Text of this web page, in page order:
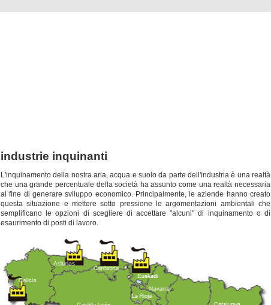
industrie inquinanti
L'inquinamento della nostra aria, acqua e suolo da parte dell'industria è una realtà
che una grande percentuale della società ha assunto come una realtà necessaria
al fine di generare sviluppo economico. Principalmente, le aziende hanno creato
questa situazione e mettere sotto pressione le argomentazioni ambientali che
semplificano le opzioni di scegliere di accettare "alcuni" di inquinamento o di
esaurimento di posti di lavoro.